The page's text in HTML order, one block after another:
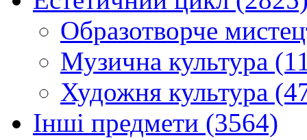
Образотворче
Музична культура
Художня культура
Інші предмети (3564)